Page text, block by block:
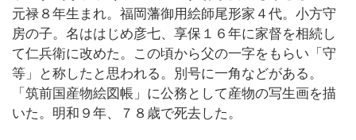
元禄８年生まれ。福岡藩御用絵師尾形家４代。小方守
房の子。名ははじめ彦七、享保１６年に家督を相続し
て仁兵衛に改めた。この頃から父の一字をもらい「守
等」と称したと思われる。別号に一角などがある。
「筑前国産物絵図帳」に公務として産物の写生画を描
いた。明和９年、７８歳で死去した。